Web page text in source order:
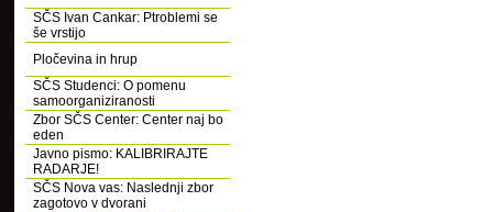
SČS Ivan Cankar: Ptroblemi se
še vrstijo
Pločevina in hrup
SČS Studenci: O pomenu
samoorganiziranosti
Zbor SČS Center: Center naj bo
eden
Javno pismo: KALIBRIRAJTE
RADARJE!
SČS Nova vas: Naslednji zbor
zagotovo v dvorani